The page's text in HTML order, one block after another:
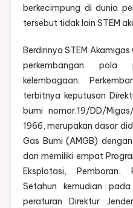
berkecimpung di dunia
tersebut tidak lain STEM
Berdirinya STEM
perkembangan pola
kelembagaan.
terbitnya keputusan
bumi nomor.19/DD/
1966, merupakan dasar
Gas Bumi (AMGB)
dan memiliki empat
Eksplotasi, Pemboran,
Setahun kemudian
peraturan Direktur